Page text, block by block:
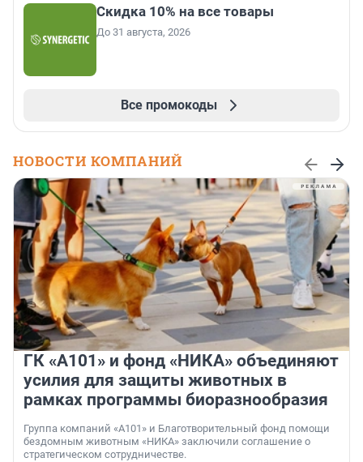
Скидка 10% на все товары
До 31 августа, 2026
Все промокоды
НОВОСТИ КОМПАНИЙ
ГК «А101» и фонд «НИКА» объединяют
усилия для защиты животных в
рамках программы биоразнообразия
Группа компаний «А101» и Благотворительный фонд помощи
бездомным животным «НИКА» заключили соглашение о
стратегическом сотрудничестве.